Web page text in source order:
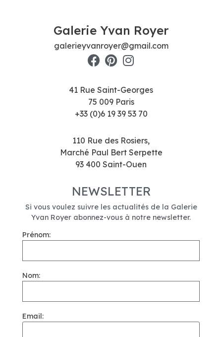
Galerie Yvan Royer
galerieyvanroyer@gmail.com
41 Rue Saint-Georges
75 009 Paris
+33 (0)6 19 39 53 70
110 Rue des Rosiers,
Marché Paul Bert Serpette
93 400 Saint-Ouen
NEWSLETTER
Si vous voulez suivre les actualités de la Galerie
Yvan Royer abonnez-vous à notre newsletter.
Prénom:
Nom:
Email: